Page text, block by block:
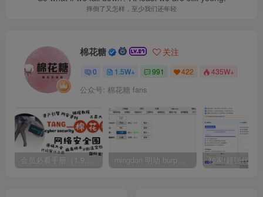
摔倒了又怎样，至少我们还年轻
棉花糖 关注
0 1.5W+ 991 422 435W+
公众号: 棉花糖 fans
会员必看手册（1.9.0版本 26.4.5更新） mingdon 明动 burp插件0.2.6版本 本地时间校验去除版